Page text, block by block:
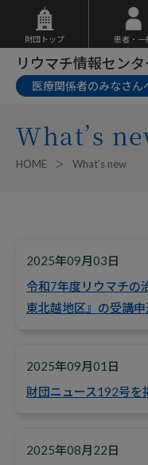
リウマチ情報センタ
医療関係者のみなさん
What’s
HOME What’s new
2025年09月03日
令和7年度リウマチの
東北越地区』の受講
2025年09月01日
財団ニュース192号を
2025年08月22日
財団トップ 患者・一